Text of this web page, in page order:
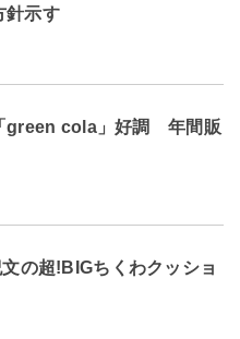
示す
green cola」好調 年間販
の超!BIGちくわクッショ